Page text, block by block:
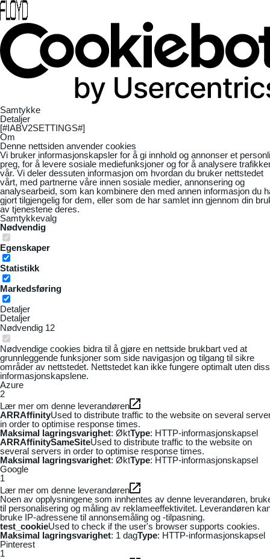
Samtykke
Detaljer
[#IABV2SETTINGS#]
Om
Denne nettsiden anvender cookies
Vi bruker informasjonskapsler for å gi innhold og annonser et
preg, for å levere sosiale mediefunksjoner og for å analysere
vår. Vi deler dessuten informasjon om hvordan du bruker nettstedet
vårt, med partnerne våre innen sosiale medier, annonsering og
analysearbeid, som kan kombinere den med annen informasjon du
gjort tilgjengelig for dem, eller som de har samlet inn gjennom din
av tjenestene deres.
Samtykkevalg
Nødvendig
Egenskaper
Statistikk
Markedsføring
Detaljer
Detaljer
Nødvendig 12
Nødvendige cookies bidra til å gjøre en nettside brukbart ved at
grunnleggende funksjoner som side navigasjon og tilgang til sikre
områder av nettstedet. Nettstedet kan ikke fungere optimalt uten
informasjonskapslene.
Azure
2
Lær mer om denne leverandøren
ARRAffinityUsed to distribute traffic to the website on several
in order to optimise response times.
Maksimal lagringsvarighet: ØktType: HTTP-informasjonskapsel
ARRAffinitySameSiteUsed to distribute traffic to the website on
several servers in order to optimise response times.
Maksimal lagringsvarighet: ØktType: HTTP-informasjonskapsel
Google
1
Lær mer om denne leverandøren
Noen av opplysningene som innhentes av denne leverandøren,
til personalisering og måling av reklameeffektivitet. Leverandøren
bruke IP-adressene til annonsemåling og -tilpasning.
test_cookieUsed to check if the user's browser supports cookies.
Maksimal lagringsvarighet: 1 dagType: HTTP-informasjonskapsel
Pinterest
1